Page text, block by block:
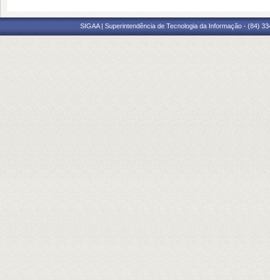
SIGAA | Superintendência de Tecnologia da Informação - (84)